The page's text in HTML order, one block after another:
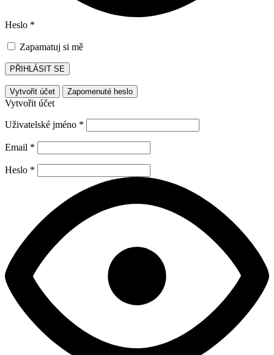
Heslo *
Zapamatuj si mě
PŘIHLÁSIT SE
Vytvořit účet Zapomenuté heslo
Vytvořit účet
Uživatelské jméno *
Email *
Heslo *